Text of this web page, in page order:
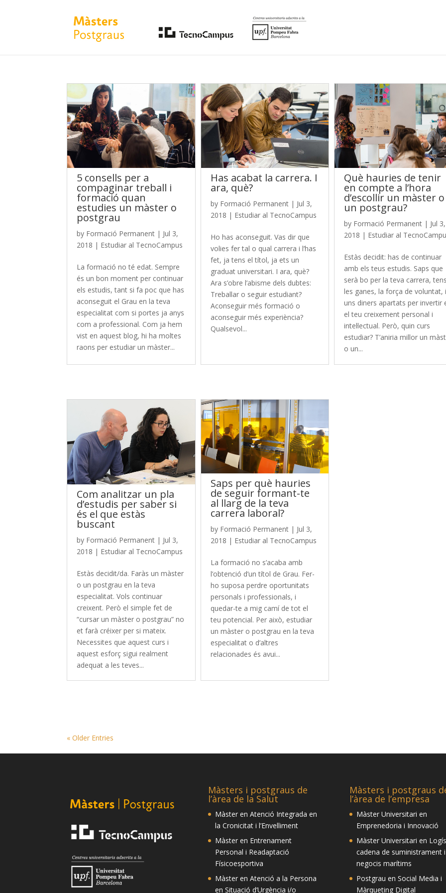
5 consells per a
compaginar treball i
formació quan
estudies un màster o
postgrau
by Formació Permanent | Jul 3,
2018 | Estudiar al TecnoCampus
La formació no té edat. Sempre
és un bon moment per continuar
els estudis, tant si fa poc que has
aconseguit el Grau en la teva
especialitat com si portes ja anys
com a professional. Com ja hem
vist en aquest blog, hi ha moltes
raons per estudiar un màster...
Has acabat la carrera. I
ara, què?
by Formació Permanent| Jul 3,
2018 | Estudiar al TecnoCampus
Ho has aconseguit. Vas dir que
volies fer tal o qual carrera i l’has
fet, ja tens el títol, ja ets un
graduat universitari. I ara, què?
Ara s’obre l’abisme dels dubtes:
Treballar o seguir estudiant?
Aconseguir més formació o
aconseguir més experiència?
Qualsevol...
Què hauries de tenir
en compte a l’hora
d’escollir un màster o
un postgrau?
by Formació Permanent | Jul 3,
2018 | Estudiar al
Estàs decidit: has de continuar
amb els teus estudis. Saps que
serà bo per la teva carrera, tens
les ganes, la força de voluntat, i
uns diners apartats per invertir
el teu creixement personal i
intel·lectual. Però, quin curs
estudiar? T’aniria millor un
o un...
Com analitzar un pla
d’estudis per saber si
és el que estàs
buscant
by Formació Permanent | Jul 3,
2018 | Estudiar al TecnoCampus
Estàs decidit/da. Faràs un màster
o un postgrau en la teva
especialitat. Vols continuar
creixent. Però el simple fet de
“cursar un màster o postgrau” no
et farà créixer per si mateix.
Necessites que aquest curs i
aquest esforç sigui realment
adequat a les teves...
Saps per què hauries
de seguir formant-te
al llarg de la teva
carrera laboral?
by Formació Permanent| Jul 3,
2018 | Estudiar al TecnoCampus
La formació no s’acaba amb
l’obtenció d’un títol de Grau. Fer-
ho suposa perdre oportunitats
personals i professionals, i
quedar-te a mig camí de tot el
teu potencial. Per això, estudiar
un màster o postgrau en la teva
especialitat o d’altres
relacionades és avui...
« Older Entries
Màsters i postgraus de
l’àrea de la Salut
Màster en Atenció Integrada en
la Cronicitat i l’Envelliment
Màster en Entrenament
Personal i Readaptació
Físicoesportiva
Màster en Atenció a la Persona
en Situació d’Urgència i/o
Màsters i postgraus
l’àrea de l’empresa
Màster Universitari en
Emprenedoria i Innovació
Màster Universitari en
cadena de suministrament i
negocis marítims
Postgrau en Social Media i
Màrqueting Digital